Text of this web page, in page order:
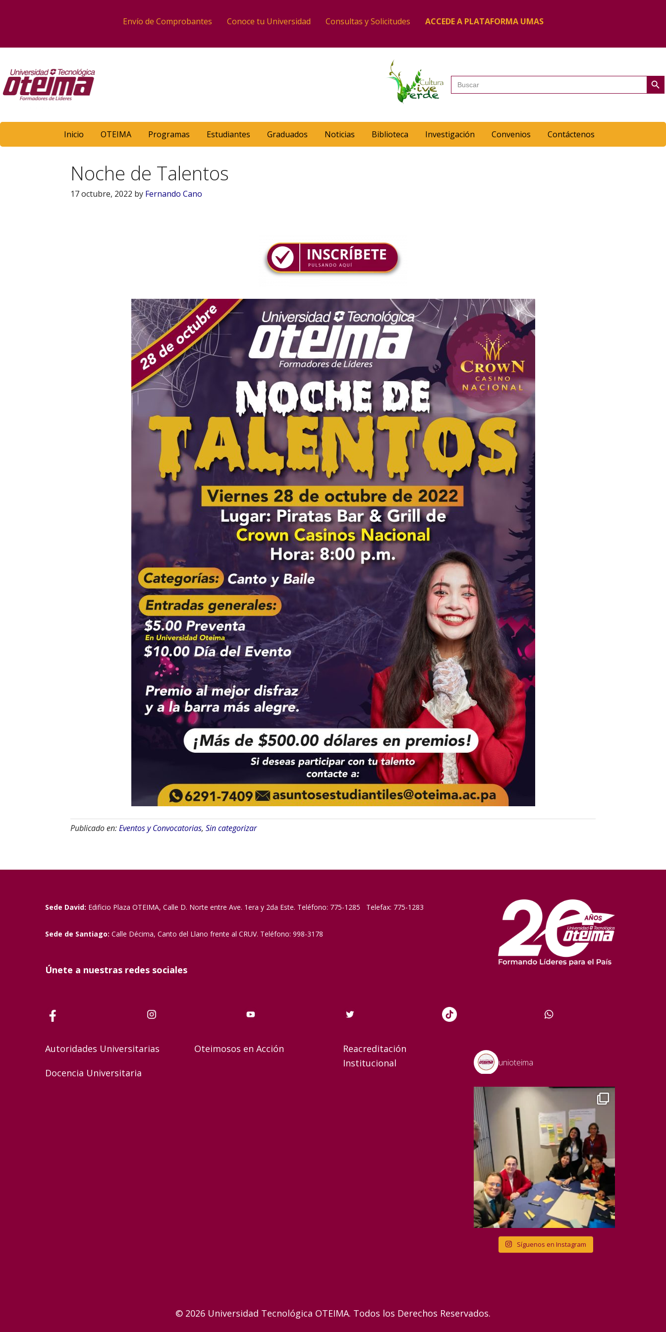
Envío de Comprobantes Conoce tu Universidad Consultas y Solicitudes ACCEDE A PLATAFORMA UMAS
Buscar: Botón de
Inicio OTEIMA Programas Estudiantes Graduados Noticias Biblioteca Investigación Convenios Contáctenos
Noche de Talentos
17 octubre, 2022 by Fernando Cano
Publicado en:Eventos y Convocatorias, Sin categorizar
Sede David: Edificio Plaza OTEIMA, Calle D. Norte entre Ave. 1era y 2da Este. Teléfono: 775-1285 Telefax: 775-1283
Sede de Santiago: Calle Décima, Canto del Llano frente al CRUV. Teléfono: 998-3178
Únete a nuestras redes sociales
Autoridades Universitarias
Docencia Universitaria
Oteimosos en Acción
Reacreditación
Institucional
unioteima
Síguenos en Instagram
© 2026 Universidad Tecnológica OTEIMA. Todos los Derechos Reservados.